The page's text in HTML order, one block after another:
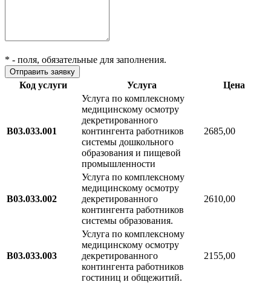
* - поля, обязательные для заполнения.
Код услуги Услуга Цена
В03.033.001
Услуга по комплексному
медицинскому осмотру
декретированного
контингента работников
системы дошкольного
образования и пищевой
промышленности
2685,00
В03.033.002
Услуга по комплексному
медицинскому осмотру
декретированного
контингента работников
системы образования.
2610,00
В03.033.003
Услуга по комплексному
медицинскому осмотру
декретированного
контингента работников
гостиниц и общежитий.
2155,00